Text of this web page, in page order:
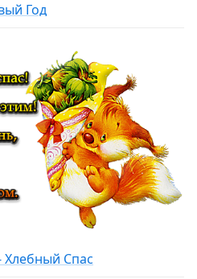
Год
Спас